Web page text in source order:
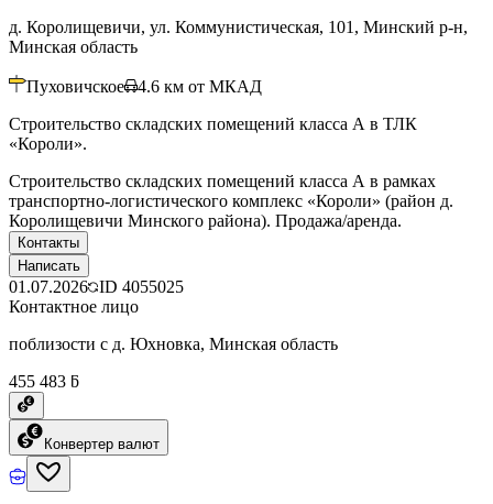
д. Королищевичи, ул. Коммунистическая, 101, Минский р-н,
Минская область
Пуховичское 4.6 км от МКАД
Строительство складских помещений класса А в ТЛК
«Короли».
Строительство складских помещений класса А в рамках
транспортно-логистического комплекс «Короли» (район д.
Королищевичи Минского района). Продажа/аренда.
Контакты
Написать
01.07.2026 ID 4055025
Контактное лицо
поблизости с д. Юхновка, Минская область
455 483 ƃ
Конвертер валют